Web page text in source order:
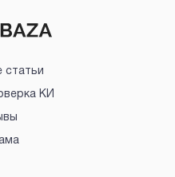
статьи
КИ